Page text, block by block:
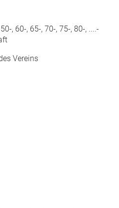
, 60-, 65-, 70-, 75-, 80-, ....-
Vereins